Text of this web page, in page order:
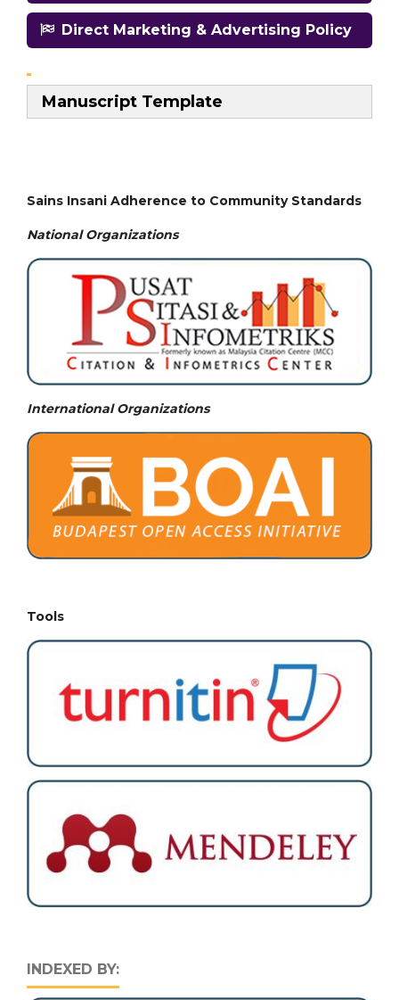
Direct Marketing & Advertising Policy
Manuscript Template
Sains Insani Adherence to Community Standards
National Organizations
International Organizations
Tools
INDEXED BY: